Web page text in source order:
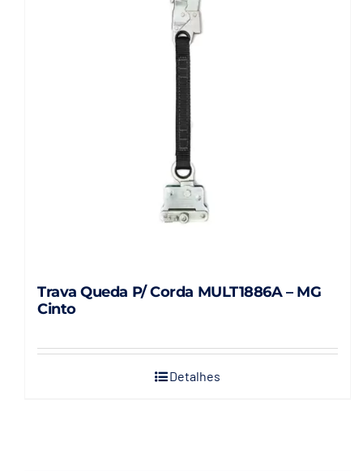
Trava Queda P/ Corda MULT1886A – MG
Cinto
Detalhes